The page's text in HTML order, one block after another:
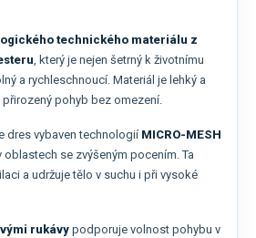
technického materiálu z
, který je nejen šetrný k životnímu
a rychleschnoucí. Materiál je lehký a
pohyb bez omezení.
dres vybaven technologií MICRO-MESH
oblastech se zvýšeným pocením. Ta
a udržuje tělo v suchu i při vysoké
rukávy podporuje volnost pohybu v